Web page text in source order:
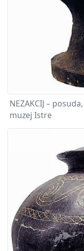
NEZAKCIJ –
muzej Istre